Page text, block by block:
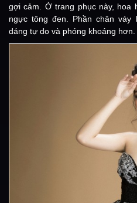
gợi cảm. Ở trang phục này, hoa
ngực tông đen. Phần chân
dáng tự do và phóng khoáng hơn.